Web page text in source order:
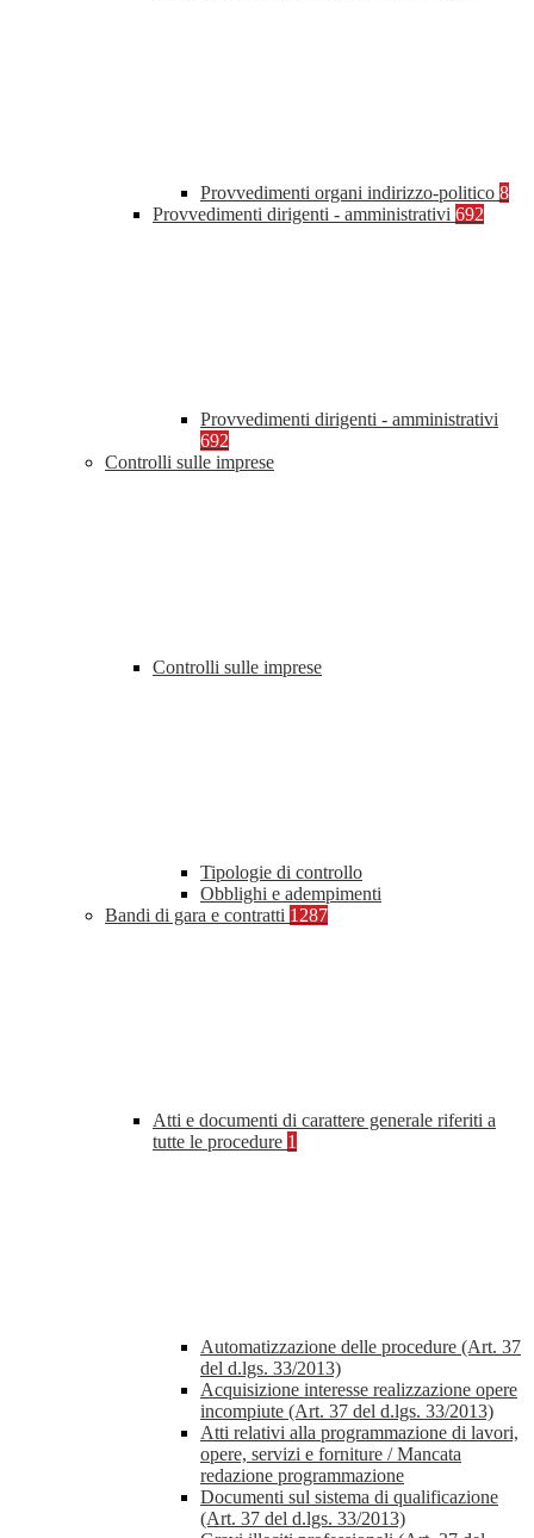
Provvedimenti organi indirizzo-politico 8
Provvedimenti dirigenti - amministrativi 692
Provvedimenti dirigenti - amministrativi
692
Controlli sulle imprese
Controlli sulle imprese
Tipologie di controllo
Obblighi e adempimenti
Bandi di gara e contratti 1287
Atti e documenti di carattere generale riferiti a
tutte le procedure 1
Automatizzazione delle procedure (Art. 37
del d.lgs. 33/2013)
Acquisizione interesse realizzazione opere
incompiute (Art. 37 del d.lgs. 33/2013)
Atti relativi alla programmazione di lavori,
opere, servizi e forniture / Mancata
redazione programmazione
Documenti sul sistema di qualificazione
(Art. 37 del d.lgs. 33/2013)